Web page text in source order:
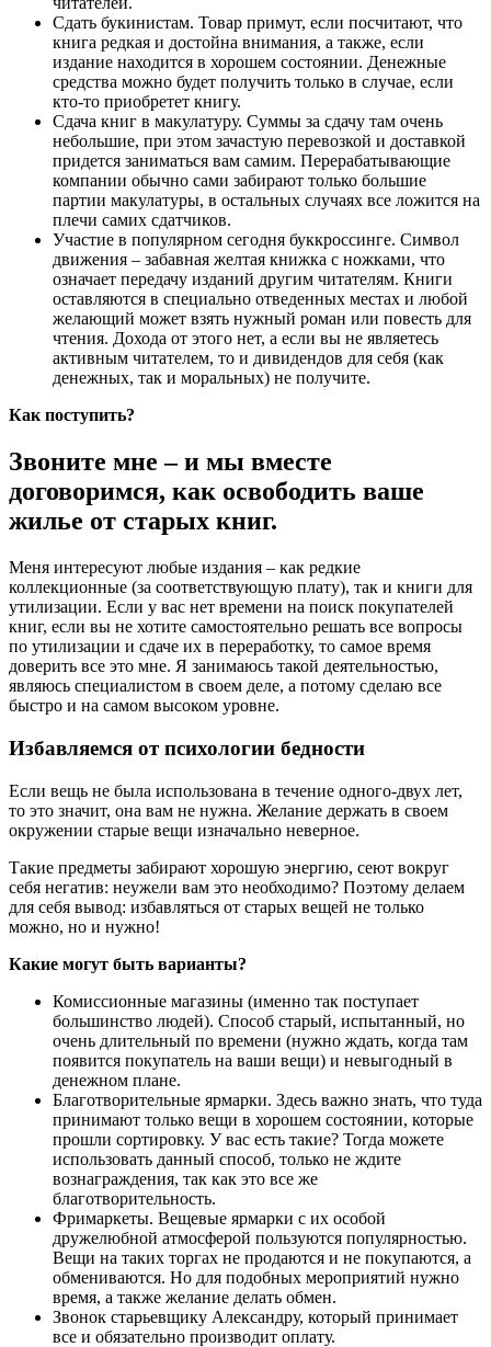
Сдать букинистам. Товар примут, если посчитают, что
книга редкая и достойна внимания, а также, если
издание находится в хорошем состоянии. Денежные
средства можно будет получить только в случае, если
кто-то приобретет книгу.
Сдача книг в макулатуру. Суммы за сдачу там очень
небольшие, при этом зачастую перевозкой и доставкой
придется заниматься вам самим. Перерабатывающие
компании обычно сами забирают только большие
партии макулатуры, в остальных случаях все ложится на
плечи самих сдатчиков.
Участие в популярном сегодня буккроссинге. Символ
движения – забавная желтая книжка с ножками, что
означает передачу изданий другим читателям. Книги
оставляются в специально отведенных местах и любой
желающий может взять нужный роман или повесть для
чтения. Дохода от этого нет, а если вы не являетесь
активным читателем, то и дивидендов для себя (как
денежных, так и моральных) не получите.
Как поступить?
Звоните мне – и мы вместе
договоримся, как освободить ваше
жилье от старых книг.
Меня интересуют любые издания – как редкие
коллекционные (за соответствующую плату), так и книги для
утилизации. Если у вас нет времени на поиск покупателей
книг, если вы не хотите самостоятельно решать все вопросы
по утилизации и сдаче их в переработку, то самое время
доверить все это мне. Я занимаюсь такой деятельностью,
являюсь специалистом в своем деле, а потому сделаю все
быстро и на самом высоком уровне.
Избавляемся от психологии бедности
Если вещь не была использована в течение одного-двух лет,
то это значит, она вам не нужна. Желание держать в своем
окружении старые вещи изначально неверное.
Такие предметы забирают хорошую энергию, сеют вокруг
себя негатив: неужели вам это необходимо? Поэтому делаем
для себя вывод: избавляться от старых вещей не только
можно, но и нужно!
Какие могут быть варианты?
Комиссионные магазины (именно так поступает
большинство людей). Способ старый, испытанный, но
очень длительный по времени (нужно ждать, когда там
появится покупатель на ваши вещи) и невыгодный в
денежном плане.
Благотворительные ярмарки. Здесь важно знать, что туда
принимают только вещи в хорошем состоянии, которые
прошли сортировку. У вас есть такие? Тогда можете
использовать данный способ, только не ждите
вознаграждения, так как это все же
благотворительность.
Фримаркеты. Вещевые ярмарки с их особой
дружелюбной атмосферой пользуются популярностью.
Вещи на таких торгах не продаются и не покупаются, а
обмениваются. Но для подобных мероприятий нужно
время, а также желание делать обмен.
Звонок старьевщику Александру, который принимает
все и обязательно производит оплату.